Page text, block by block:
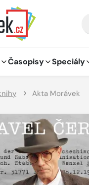
Časopisy Speciály
Akta Morávek